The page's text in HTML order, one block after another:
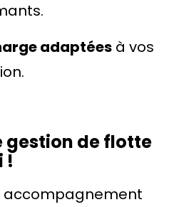
adaptées à vos
gestion de flotte
!
accompagnement